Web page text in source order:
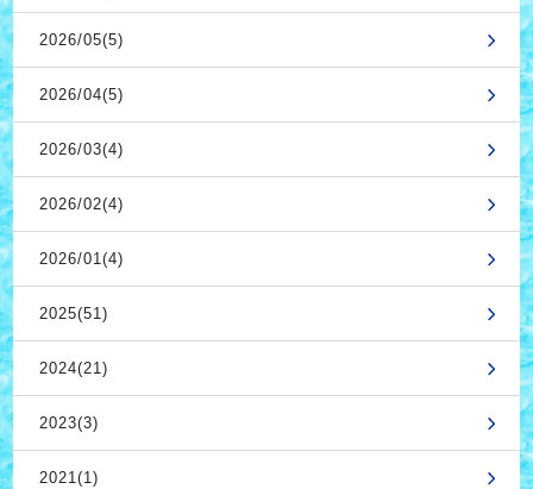
2026/05(5)
2026/04(5)
2026/03(4)
2026/02(4)
2026/01(4)
2025(51)
2024(21)
2023(3)
2021(1)